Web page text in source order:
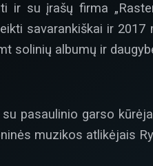
ir su įrašų firma
savarankiškai ir
solinių albumų ir
pasaulinio garso
muzikos atlikėjais